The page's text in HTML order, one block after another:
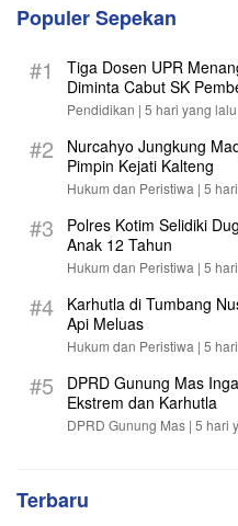
Populer Sepekan
#1
Tiga Dosen UPR
Diminta Cabut SK
Pendidikan | 5 hari yang lalu
#2
Nurcahyo Jungkung
Pimpin Kejati Kalteng
Hukum dan Peristiwa | 5
#3
Polres Kotim Selidiki
Anak 12 Tahun
Hukum dan Peristiwa | 5
#4
Karhutla di Tumbang
Api Meluas
Hukum dan Peristiwa | 5
#5
DPRD Gunung Mas
Ekstrem dan Karhutla
DPRD Gunung Mas | 5 hari
Terbaru